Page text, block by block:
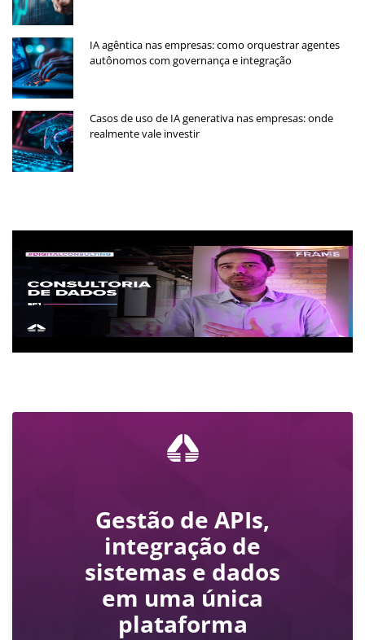
IA agêntica nas empresas: como orquestrar agentes
autônomos com governança e integração
Casos de uso de IA generativa nas empresas: onde
realmente vale investir
Gestão de APIs,
integração de
sistemas e dados
em uma única
plataforma